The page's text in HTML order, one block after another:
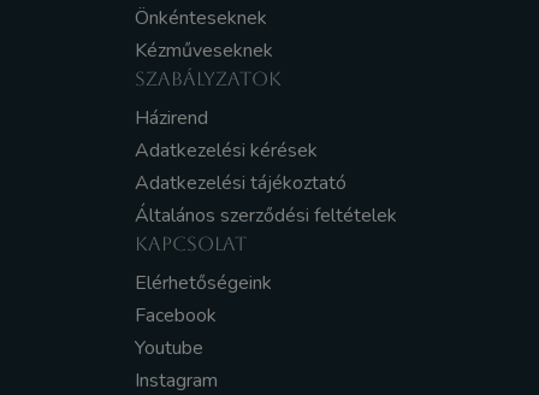
Önkénteseknek
Kézműveseknek
SZABÁLYZATOK
Házirend
Adatkezelési kérések
Adatkezelési tájékoztató
Általános szerződési feltételek
KAPCSOLAT
Elérhetőségeink
Facebook
Youtube
Instagram